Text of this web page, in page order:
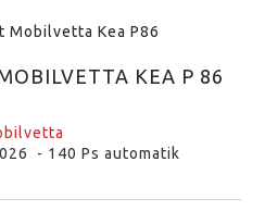
KEA P 86
- 140 Ps automatik